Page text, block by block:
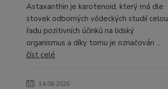
Astaxanthin je karotenoid, který má dle
stovek odborných vědeckých studií celou
řadu pozitivních účinků na lidský
organismus a díky tomu je označován ...
číst celé
14.06.2026